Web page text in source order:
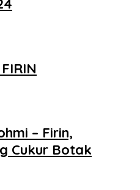
– Firin,
Cukur Botak